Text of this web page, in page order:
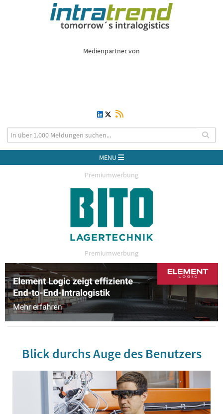
Medienpartner von
MENU
Premiumwerbung
Premiumwerbung
Blick durchs Auge des Benutzers